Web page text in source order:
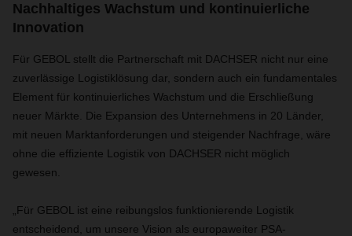
Nachhaltiges Wachstum und kontinuierliche
Innovation
Für GEBOL stellt die Partnerschaft mit DACHSER nicht nur eine
zuverlässige Logistiklösung dar, sondern auch ein fundamentales
Element für kontinuierliches Wachstum und die Erschließung
neuer Märkte. Die Expansion des Unternehmens in 20 Länder,
mit neuen Marktanforderungen und steigender Nachfrage, wäre
ohne die effiziente Logistik von DACHSER nicht möglich
gewesen.
„Für GEBOL ist eine reibungslos funktionierende Logistik
entscheidend, um unsere Vision als europaweiter PSA-